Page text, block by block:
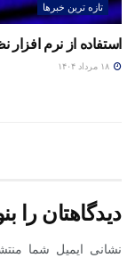
تازه ترین خبرها
استفاده از نرم افزار
دیدگاهتان را
نشانی ایمیل شما